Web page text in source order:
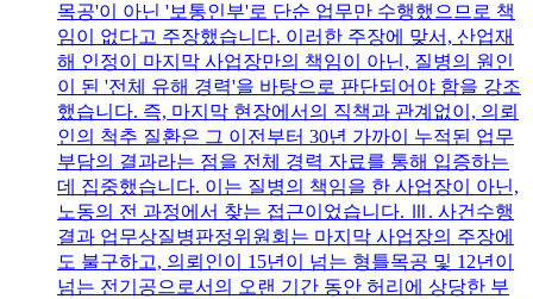
목공'이 아닌 '보통인부'로 단순 업무만 수행했으므로 책
임이 없다고 주장했습니다. 이러한 주장에 맞서, 산업재
해 인정이 마지막 사업장만의 책임이 아닌, 질병의 원인
이 된 '전체 유해 경력'을 바탕으로 판단되어야 함을 강조
했습니다. 즉, 마지막 현장에서의 직책과 관계없이, 의뢰
인의 척추 질환은 그 이전부터 30년 가까이 누적된 업무
부담의 결과라는 점을 전체 경력 자료를 통해 입증하는
데 집중했습니다. 이는 질병의 책임을 한 사업장이 아닌,
노동의 전 과정에서 찾는 접근이었습니다. Ⅲ. 사건수행
결과 업무상질병판정위원회는 마지막 사업장의 주장에
도 불구하고, 의뢰인이 15년이 넘는 형틀목공 및 12년이
넘는 전기공으로서의 오랜 기간 동안 허리에 상당한 부